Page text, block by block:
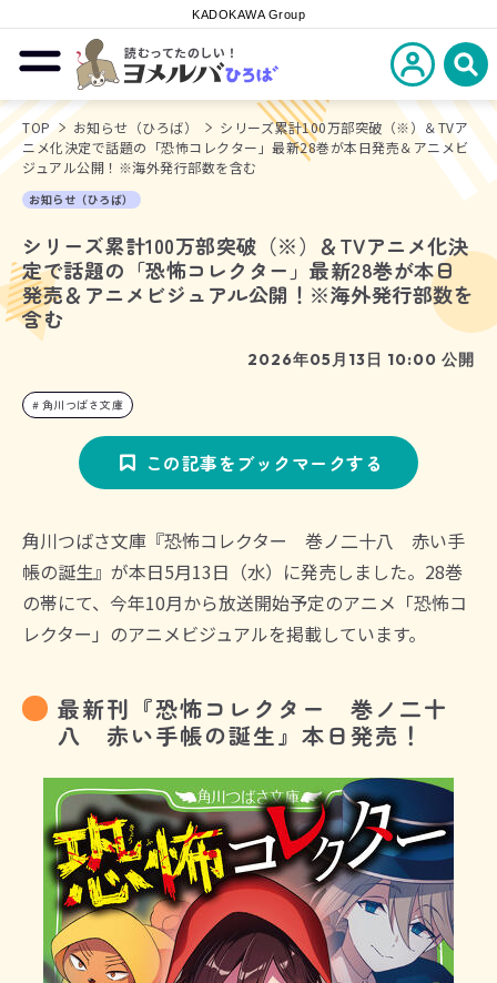
KADOKAWA Group
メニューを開閉する
読むってたのしい！
ヨメルバひろば
新規会員登
検
TOP お知らせ（ひろば）
シリーズ累計100万部突破（※）＆TVア
ニメ化決定で話題の「恐怖コレクター」最新28巻が本日発売＆アニメビ
ジュアル公開！※海外発行部数を含む
お知らせ（ひろば）
シリーズ累計100万部突破（※）＆TVアニメ化決
定で話題の「恐怖コレクター」最新28巻が本日
発売＆アニメビジュアル公開！※海外発行部数を
含む
2026年05月13日 10:00 公開
角川つばさ文庫
この記事をブックマークする
角川つばさ文庫『恐怖コレクター 巻ノ二十八 赤い手
帳の誕生』が本日5月13日（水）に発売しました。28巻
の帯にて、今年10月から放送開始予定のアニメ「恐怖コ
レクター」のアニメビジュアルを掲載しています。
最新刊『恐怖コレクター 巻ノ二十
八 赤い手帳の誕生』本日発売！